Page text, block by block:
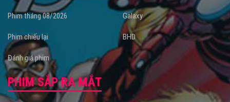
Phim tháng 08/2026
Phim chiếu lại
Đánh giá phim
Galaxy
BHD
PHIM SẮP RA MẮT